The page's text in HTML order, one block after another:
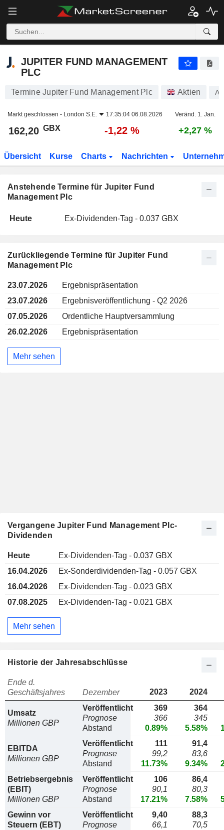
JUPITER FUND MANAGEMENT PLC
JUPITER FUND MANAGEMENT
PLC
Termine Jupiter Fund Management Plc Aktien
Markt geschlossen - London S.E. 17:35:04 06.08.2026 Veränd. 1. Jan.
162,20 GBX -1,22 % +2,27 %
Übersicht Kurse Charts Nachrichten
Anstehende Termine für Jupiter Fund
Management Plc
Heute Ex-Dividenden-Tag - 0.037 GBX
Zurückliegende Termine für Jupiter Fund
Management Plc
23.07.2026
Ergebnispräsentation
23.07.2026
Ergebnisveröffentlichung - Q2 2026
07.05.2026
Ordentliche Hauptversammlung
26.02.2026
Ergebnispräsentation
Mehr sehen
Vergangene Jupiter Fund Management Plc-
Dividenden
Heute
Ex-Dividenden-Tag - 0.037 GBX
16.04.2026
Ex-Sonderdividenden-Tag - 0.057 GBX
16.04.2026
Ex-Dividenden-Tag - 0.023 GBX
07.08.2025
Ex-Dividenden-Tag - 0.021 GBX
Mehr sehen
Historie der Jahresabschlüsse
Ende d.
Geschäftsjahres
Dezember 2023 2024
Umsatz
Millionen GBP
Veröffentlicht
Prognose
Abstand
369
366
0.89%
364
345
5.58%
EBITDA
Millionen GBP
Veröffentlicht
Prognose
Abstand
111
99,2
11.73%
91,4
83,6
9.34%
Betriebsergebnis
(EBIT)
Millionen GBP
Veröffentlicht
Prognose
Abstand
106
90,1
17.21%
86,4
80,3
7.58%
Gewinn vor
Steuern (EBT)
Veröffentlicht
Prognose
9,40
66,1
88,3
70,5